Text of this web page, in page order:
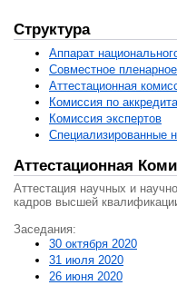
Структура
Аппарат
Совместное
Аттестационная
Комиссия по
Комиссия экспертов
Специализированные
Аттестационная
Аттестация научных и
кадров высшей
Заседания:
30 октября 2020
31 июля 2020
26 июня 2020